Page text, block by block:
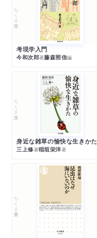
ちくま文庫
考現学入門
今和次郎著藤森照信編
ちくま文庫
身近な雑草の愉快な生きかた
三上修著稲垣栄洋著
ちくま新書